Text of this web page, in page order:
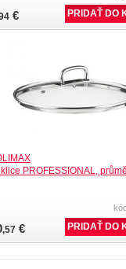
€
PROFESSIONAL,
,57 €